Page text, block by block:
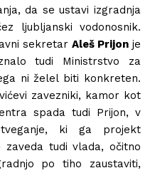
da se ustavi izgradnja
ljubljanski vodonosnik.
sekretar Aleš Prijon je
tudi Ministrstvo za
ni želel biti konkreten.
zavezniki, kamor kot
spada tudi Prijon, v
ki ga projekt
tudi vlada, očitno
po tiho zaustaviti,